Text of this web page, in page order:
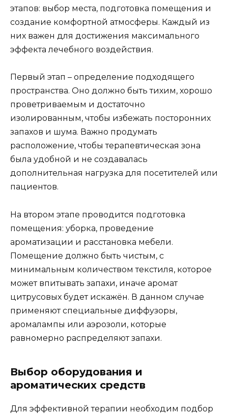
этапов: выбор места, подготовка помещения и
создание комфортной атмосферы. Каждый из
них важен для достижения максимального
эффекта лечебного воздействия.
Первый этап – определение подходящего
пространства. Оно должно быть тихим, хорошо
проветриваемым и достаточно
изолированным, чтобы избежать посторонних
запахов и шума. Важно продумать
расположение, чтобы терапевтическая зона
была удобной и не создавалась
дополнительная нагрузка для посетителей или
пациентов.
На втором этапе проводится подготовка
помещения: уборка, проведение
ароматизации и расстановка мебели.
Помещение должно быть чистым, с
минимальным количеством текстиля, которое
может впитывать запахи, иначе аромат
цитрусовых будет искажён. В данном случае
применяют специальные диффузоры,
аромалампы или аэрозоли, которые
равномерно распределяют запахи.
Выбор оборудования и
ароматических средств
Для эффективной терапии необходим подбор